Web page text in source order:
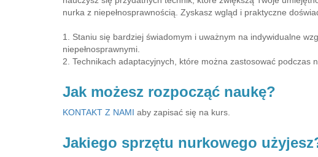
nurka z niepełnosprawnością. Zyskasz wgląd i praktyczne
1. Staniu się bardziej świadomym i uważnym na indywidualne
niepełnosprawnymi.
2. Technikach adaptacyjnych, które można zastosować podczas
Jak możesz rozpocząć naukę?
KONTAKT Z NAMI aby zapisać się na kurs.
Jakiego sprzętu nurkowego